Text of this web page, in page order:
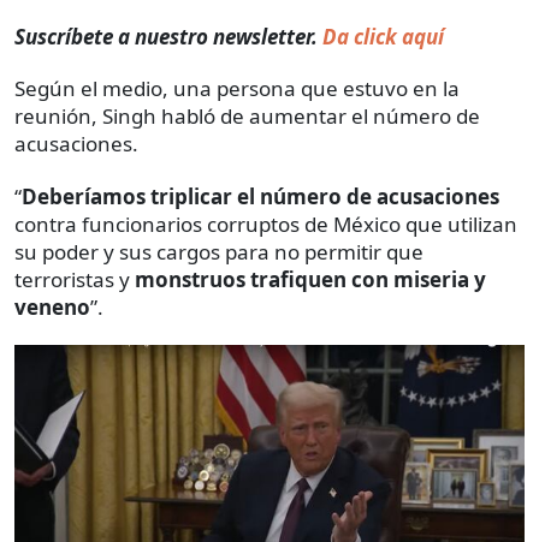
Suscríbete a nuestro newsletter. Da click aquí
Según el medio, una persona que estuvo en la
reunión, Singh habló de aumentar el número de
acusaciones.
“Deberíamos triplicar el número de acusaciones
contra funcionarios corruptos de México que utilizan
su poder y sus cargos para no permitir que
terroristas y monstruos trafiquen con miseria y
veneno”.